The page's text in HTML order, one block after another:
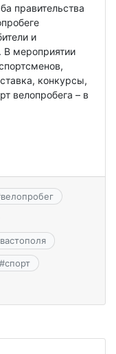
правительства
и
В мероприятии
конкурсы,
велопробега – в
велопробег
#спорт